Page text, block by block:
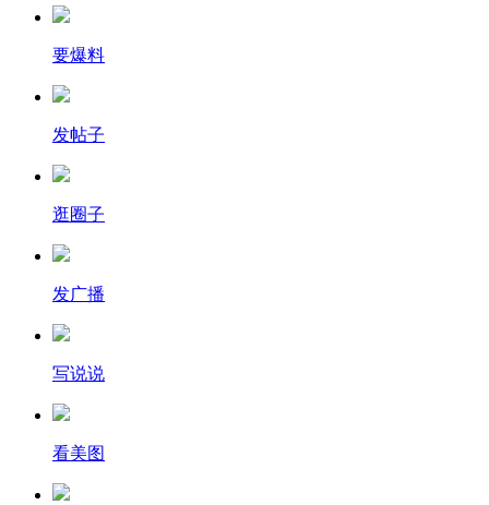
要爆料
发帖子
逛圈子
发广播
写说说
看美图